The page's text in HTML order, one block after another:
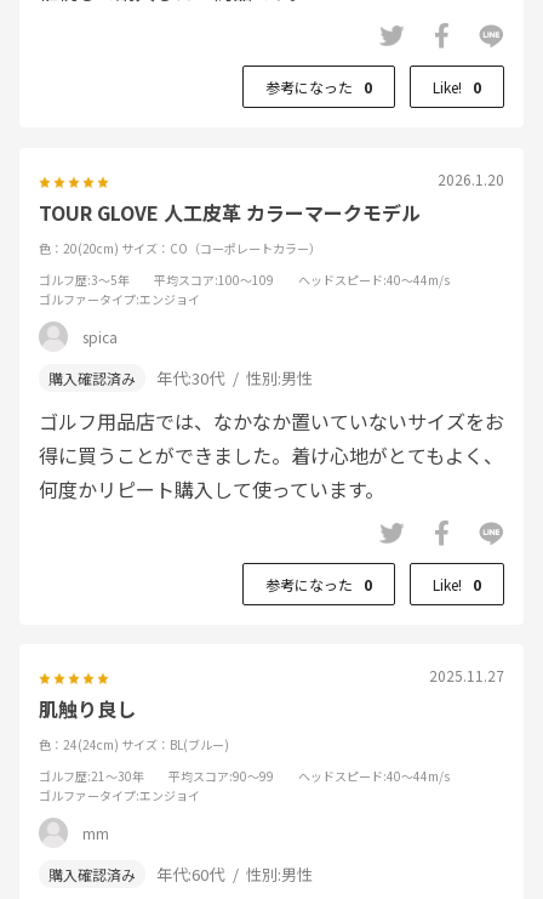
参考になった 0 Like! 0
2026.1.20
TOUR GLOVE 人工皮革 カラーマークモデル
色：20(20cm) サイズ：CO（コーポレートカラー）
ゴルフ歴:3～5年 平均スコア:100～109 ヘッドスピード:40～44m/s
ゴルファータイプ:エンジョイ
spica
年代:30代 性別:男性
ゴルフ用品店では、なかなか置いていないサイズをお
得に買うことができました。着け心地がとてもよく、
何度かリピート購入して使っています。
参考になった 0 Like! 0
2025.11.27
肌触り良し
色：24(24cm) サイズ：BL(ブルー)
ゴルフ歴:21～30年 平均スコア:90～99 ヘッドスピード:40～44m/s
ゴルファータイプ:エンジョイ
mm
年代:60代 性別:男性